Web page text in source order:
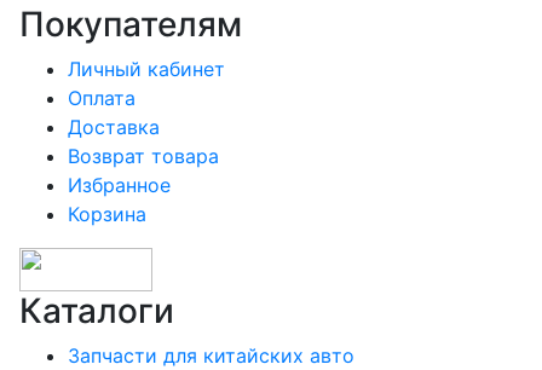
Покупателям
Личный кабинет
Оплата
Доставка
Возврат товара
Избранное
Корзина
Каталоги
Запчасти для китайских авто